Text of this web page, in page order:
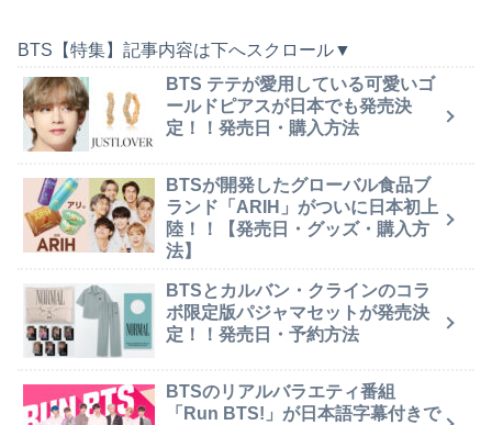
BTS【特集】記事内容は下へスクロール▼
BTS テテが愛用している可愛いゴ
ールドピアスが日本でも発売決
定！！発売日・購入方法
BTSが開発したグローバル食品ブ
ランド「ARIH」がついに日本初上
陸！！【発売日・グッズ・購入方
法】
BTSとカルバン・クラインのコラ
ボ限定版パジャマセットが発売決
定！！発売日・予約方法
BTSのリアルバラエティ番組
「Run BTS!」が日本語字幕付きで